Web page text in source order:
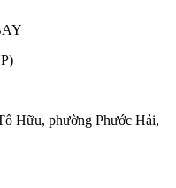
Hữu, phường Phước Hải,